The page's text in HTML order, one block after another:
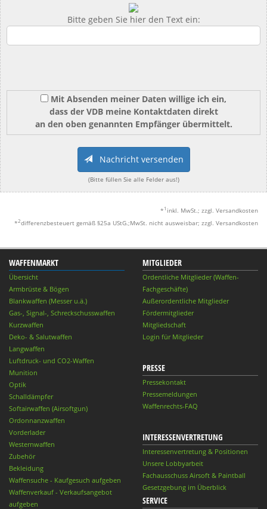
Bitte geben Sie hier den Text ein:
Mit Absenden meiner Daten willige ich ein,
dass der VDB meine Kontaktdaten direkt
an den oben genannten Empfänger übermittelt.
Nachricht versenden
(Bitte füllen Sie alle Felder aus!)
* 1 inkl. MwSt.; zzgl. Versandkosten
*2differenzbesteuert gemäß §25a UStG.;MwSt. nicht ausweisbar; zzgl. Versandkosten
WAFFENMARKT
Übersicht
Armbrüste & Bögen
Blankwaffen (Messer u.ä.)
Gas-, Signal-, Schreckschusswaffen
Kurzwaffen
Deko- & Salutwaffen
Langwaffen
Luftdruck- und CO2-Waffen
Munition
Optik
Schalldämpfer
Softairwaffen (Airsoftgun)
Ordonnanzwaffen
Vorderlader
Westernwaffen
Zubehör
Bekleidung
Waffensuche - Kaufgesuch aufgeben
Waffenverkauf - Verkaufsangebot
aufgeben
MITGLIEDER
Ordentliche Mitglieder (Waffen-
Fachgeschäfte)
Außerordentliche Mitglieder
Fördermitglieder
Mitgliedschaft
Login für Mitglieder
PRESSE
Pressekontakt
Pressemeldungen
Waffenrechts-FAQ
INTERESSENVERTRETUNG
Interessenvertretung & Positionen
Unsere Lobbyarbeit
Fachausschuss Airsoft & Paintball
Gesetzgebung im Überblick
SERVICE